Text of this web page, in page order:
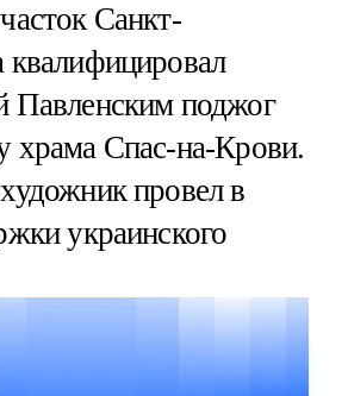
Санкт-
квалифицировал
Павленским поджог
храма Спас-на-Крови.
провел в
украинского